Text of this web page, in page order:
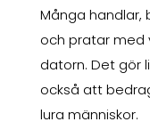
Många handlar,
och pratar med
datorn. Det gör
också att
lura människor.